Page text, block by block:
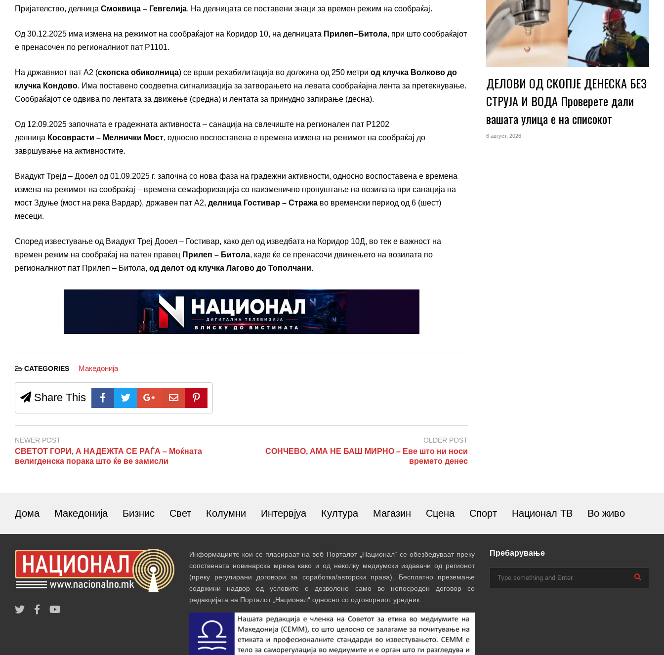
Пријателство, делница Смоквица – Гевгелија. На делницата се поставени знаци за времен режим на сообраќај.
Од 30.12.2025 има измена на режимот на сообраќајот на Коридор 10, на делницата Прилеп–Битола, при што сообраќајот
е пренасочен по регионалниот пат Р1101.
На државниот пат А2 (скопска обиколница) се врши рехабилитација во должина од 250 метри од клучка Волково до
клучка Кондово. Има поставено соодветна сигнализација за затворањето на левата сообраќајна лента за претекнување.
Сообраќајот се одвива по лентата за движење (средна) и лентата за принудно запирање (десна).
Од 12.09.2025 започната е градежната активноста – санација на свлечиште на регионален пат Р1202
делница Косоврасти – Мелнички Мост, односно воспоставена е времена измена на режимот на сообраќај до
завршување на активностите.
Виадукт Трејд – Дооел од 01.09.2025 г. започна со нова фаза на градежни активности, односно воспоставена е времена
измена на режимот на сообраќај – времена семафоризација со наизменично пропуштање на возилата при санација на
мост Здуње (мост на река Вардар), државен пат А2, делница Гостивар – Стража во временски период од 6 (шест)
месеци.
Според известување од Виадукт Треј Дооел – Гостивар, како дел од изведбата на Коридор 10Д, во тек е важност на
времен режим на сообраќај на патен правец Прилеп – Битола, каде ќе се пренасочи движењето на возилата по
регионалниот пат Прилеп – Битола, од делот од клучка Лагово до Тополчани.
CATEGORIES Македонија
Share This
NEWER POST
СВЕТОТ ГОРИ, А НАДЕЖТА СЕ РАЃА – Моќната
велигденска порака што ќе ве замисли
OLDER POST
СОНЧЕВО, АМА НЕ БАШ МИРНО – Еве што ни носи
времето денес
ДЕЛОВИ ОД СКОПЈЕ ДЕНЕСКА БЕЗ
СТРУЈА И ВОДА Проверете дали
вашата улица е на списокот
6 август, 2026
Дома Македонија Бизнис Свет Колумни Интервјуа Култура Магазин Сцена Спорт Национал ТВ Во живо
Информациите кои се пласираат на веб Порталот „Национал“ се обезбедуваат преку
сопствената новинарска мрежа како и од неколку медиумски издавачи од регионот
(преку регулирани договори за соработка/авторски права). Бесплатно преземање
содржини надвор од условите е дозволено само во непосреден договор со
редакцијата на Порталот „Национал“ односно со одговорниот уредник.
Пребарување